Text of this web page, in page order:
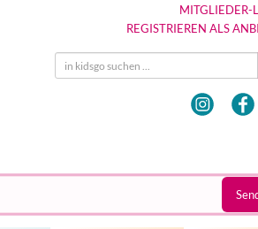
MITGLIEDER-
REGISTRIEREN ALS